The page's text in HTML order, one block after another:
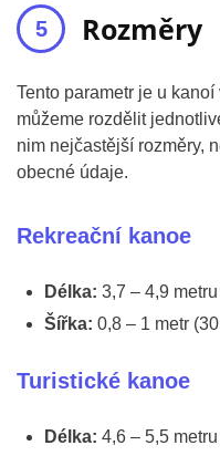
Rozměry
Tento parametr je u
můžeme rozdělit
nim nejčastější rozměry,
obecné údaje.
Rekreační kanoe
Délka: 3,7 – 4,9
Šířka: 0,8 – 1 metr
Turistické kanoe
Délka: 4,6 – 5,5